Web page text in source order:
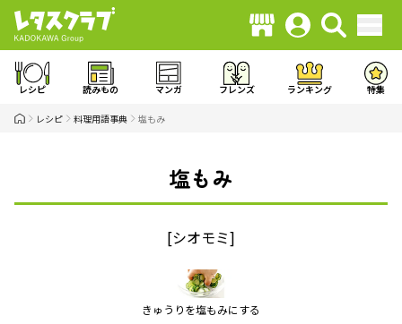
レシピ 読みもの マンガ フレンズ ランキング 特集
レシピ 料理用語事典 塩もみ
塩もみ
[シオモミ]
きゅうりを塩もみにする